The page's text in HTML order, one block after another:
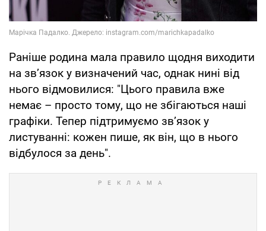
Раніше родина мала правило щодня виходити
на зв’язок у визначений час, однак нині від
нього відмовилися: "Цього правила вже
немає – просто тому, що не збігаються наші
графіки. Тепер підтримуємо зв’язок у
листуванні: кожен пише, як він, що в нього
відбулося за день".